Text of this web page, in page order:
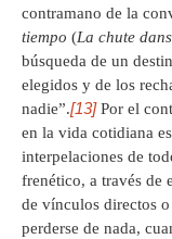
contramano de la
tiempo (La chute
búsqueda de un
elegidos y de los
nadie”.[13]Por el
en la vida cotidiana
interpelaciones de
frenético, a través de
de vínculos directos
perderse de nada,